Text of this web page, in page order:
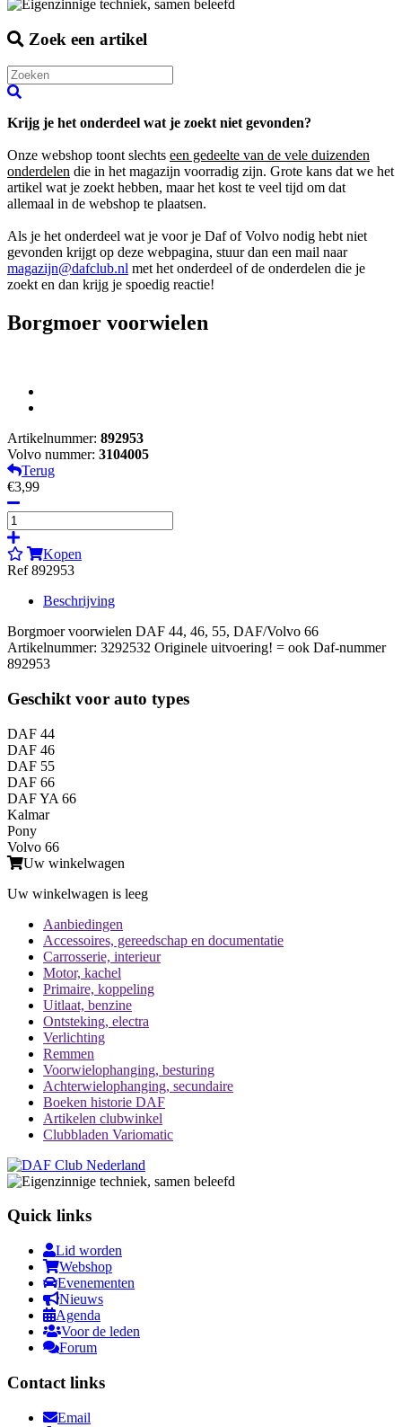
Zoek een artikel
Krijg je het onderdeel wat je zoekt niet gevonden?
Onze webshop toont slechts een gedeelte van de vele duizenden
onderdelen die in het magazijn voorradig zijn. Grote kans dat we het
artikel wat je zoekt hebben, maar het kost te veel tijd om dat
allemaal in de webshop te plaatsen.
Als je het onderdeel wat je voor je Daf of Volvo nodig hebt niet
gevonden krijgt op deze webpagina, stuur dan een mail naar
magazijn@dafclub.nl met het onderdeel of de onderdelen die je
zoekt en dan krijg je spoedig reactie!
Borgmoer voorwielen
Artikelnummer: 892953
Volvo nummer: 3104005
Terug
€3,99
Kopen
Ref 892953
Beschrijving
Borgmoer voorwielen DAF 44, 46, 55, DAF/Volvo 66
Artikelnummer: 3292532 Originele uitvoering! = ook Daf-nummer
892953
Geschikt voor auto types
DAF 44
DAF 46
DAF 55
DAF 66
DAF YA 66
Kalmar
Pony
Volvo 66
Uw winkelwagen
Uw winkelwagen is leeg
Aanbiedingen
Accessoires, gereedschap en documentatie
Carrosserie, interieur
Motor, kachel
Primaire, koppeling
Uitlaat, benzine
Ontsteking, electra
Verlichting
Remmen
Voorwielophanging, besturing
Achterwielophanging, secundaire
Boeken historie DAF
Artikelen clubwinkel
Clubbladen Variomatic
Quick links
Lid worden
Webshop
Evenementen
Nieuws
Agenda
Voor de leden
Forum
Contact links
Email